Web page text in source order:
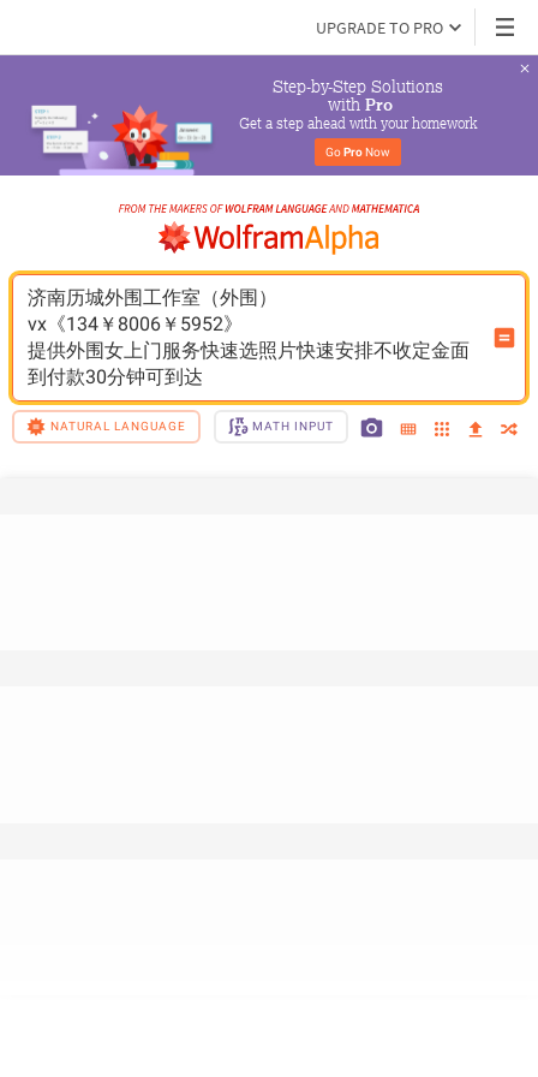
UPGRADE TO PRO
Step-by-Step Solutions
with Pro
Get a step ahead with your homework
Go Pro Now
济南历城外围工作室（外围）
vx《134￥8006￥5952》
提供外围女上门服务快速选照片快速安排不收定金面
到付款30分钟可到达
NATURAL LANGUAGE MATH INPUT